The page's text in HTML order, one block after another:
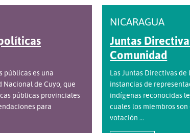
públicas es una
de Cuyo, que
públicas provinciales
para
NICARAGUA
Juntas
Comunidad
Las Juntas Directivas
instancias de
indígenas reconocidas
cuales los miembros
votación ...